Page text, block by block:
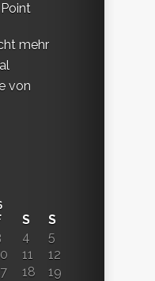
mehr
von
S
S
4
5
11
12
18
19